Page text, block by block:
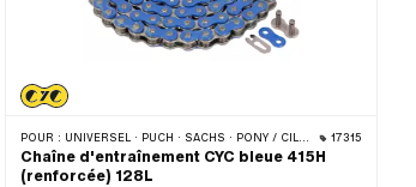
POUR : UNIVERSEL · PUCH · SACHS · PONY / CILO (BÊTA 521 & 512) · ZÜNDAPP BELMONDO · TOMOS · BYE BIKE 17315
Chaîne d'entraînement CYC bleue 415H
(renforcée) 128L